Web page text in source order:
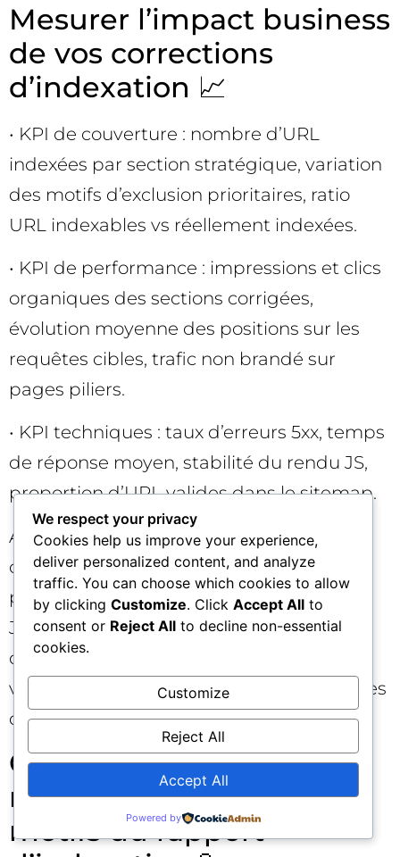
Mesurer l’impact business
de vos corrections
d’indexation 📈
• KPI de couverture : nombre d’URL
indexées par section stratégique, variation
des motifs d’exclusion prioritaires, ratio
URL indexables vs réellement indexées.
• KPI de performance : impressions et clics
organiques des sections corrigées,
évolution moyenne des positions sur les
requêtes cibles, trafic non brandé sur
pages piliers.
• KPI techniques : taux d’erreurs 5xx, temps
de réponse moyen, stabilité du rendu JS,
proportion d’URL valides dans le sitemap.
Astuce : établissez une « baseline » avant
correction (même sur données
partiellement décalées), puis suivez à J+7,
J+14 et J+28. Documentez vos
déploiements pour rattacher chaque
variation à une cause probable et éviter les
diagnostics rétrospectifs approximatifs.
Cas pratiques de
remédiation selon les
motifs du rapport
We respect your privacy
Cookies help us improve your experience,
deliver personalized content, and analyze
traffic. You can choose which cookies to allow
by clicking Customize. Click Accept All to
consent or Reject All to decline non-essential
cookies.
Customize
Reject All
Accept All
Powered by